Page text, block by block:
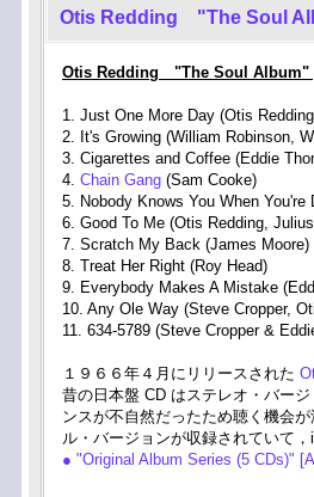
Otis Redding "The Soul
Otis Redding "The Soul Album"
1. Just One More Day (Otis
2. It's Growing (William Robinson,
3. Cigarettes and Coffee (Eddie
4. Chain Gang (Sam Cooke)
5. Nobody Knows You When
6. Good To Me (Otis Redding,
7. Scratch My Back (James Moore)
8. Treat Her Right (Roy Head)
9. Everybody Makes A Mistake
10. Any Ole Way (Steve Cropper,
11. 634-5789 (Steve Cropper &
１９６６年４月にリリースされた
昔の日本盤 CD はステレオ・バー
ンスが不自然だったため聴く機会
ル・バージョンが収録されていて
● "Original Album Series (5 CDs)"